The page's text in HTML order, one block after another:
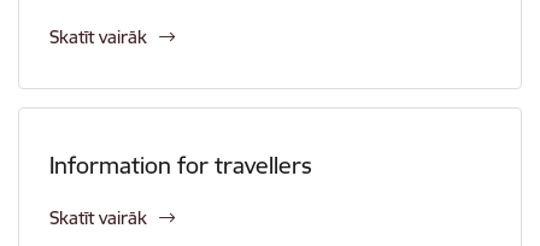
Skatīt vairāk
Information for travellers
Skatīt vairāk